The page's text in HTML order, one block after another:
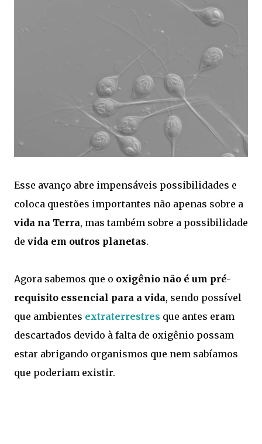
Esse avanço abre impensáveis possibilidades e
coloca questões importantes não apenas sobre a
vida na Terra, mas também sobre a possibilidade
de vida em outros planetas.
Agora sabemos que o oxigênio não é um pré-
requisito essencial para a vida, sendo possível
que ambientes extraterrestres que antes eram
descartados devido à falta de oxigênio possam
estar abrigando organismos que nem sabíamos
que poderiam existir.